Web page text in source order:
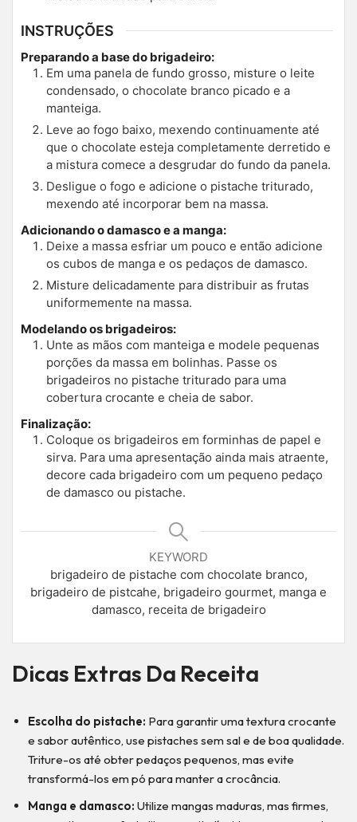
INSTRUÇÕES
Preparando a base do brigadeiro:
Em uma panela de fundo grosso, misture o leite
condensado, o chocolate branco picado e a
manteiga.
Leve ao fogo baixo, mexendo continuamente até
que o chocolate esteja completamente derretido e
a mistura comece a desgrudar do fundo da panela.
Desligue o fogo e adicione o pistache triturado,
mexendo até incorporar bem na massa.
Adicionando o damasco e a manga:
Deixe a massa esfriar um pouco e então adicione
os cubos de manga e os pedaços de damasco.
Misture delicadamente para distribuir as frutas
uniformemente na massa.
Modelando os brigadeiros:
Unte as mãos com manteiga e modele pequenas
porções da massa em bolinhas. Passe os
brigadeiros no pistache triturado para uma
cobertura crocante e cheia de sabor.
Finalização:
Coloque os brigadeiros em forminhas de papel e
sirva. Para uma apresentação ainda mais atraente,
decore cada brigadeiro com um pequeno pedaço
de damasco ou pistache.
KEYWORD
brigadeiro de pistache com chocolate branco,
brigadeiro de pistcahe, brigadeiro gourmet, manga e
damasco, receita de brigadeiro
Dicas Extras Da Receita
Escolha do pistache: Para garantir uma textura crocante
e sabor autêntico, use pistaches sem sal e de boa qualidade.
Triture-os até obter pedaços pequenos, mas evite
transformá-los em pó para manter a crocância.
Manga e damasco: Utilize mangas maduras, mas firmes,